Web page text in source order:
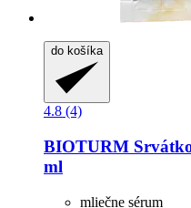
do košíka
4.8 (4)
BIOTURM
ml
mliečne sérum